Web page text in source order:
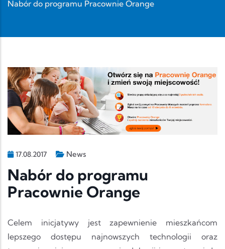
Nabór do programu Pracownie Orange
17.08.2017 News
Nabór do programu
Pracownie Orange
Celem inicjatywy jest zapewnienie mieszkańcom
lepszego dostępu najnowszych technologii oraz